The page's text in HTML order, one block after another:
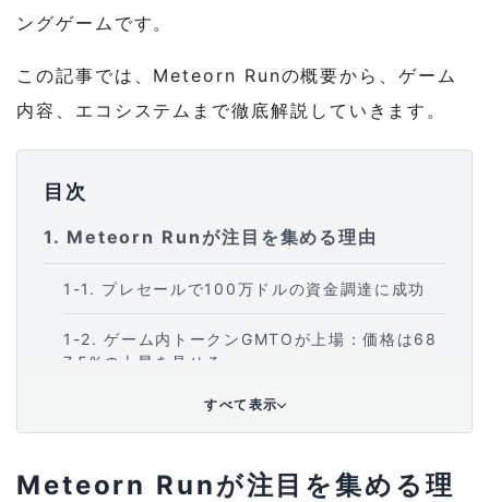
ングゲームです。
この記事では、Meteorn Runの概要から、ゲーム
内容、エコシステムまで徹底解説していきます。
目次
1 Meteorn Runが注目を集める理由
1-1 プレセールで100万ドルの資金調達に成功
1-2
ゲーム内トークンGMTOが上場：価格は68
7.5%の上昇を見せる
Play to Earnを採用
すべて表示
Meteorn Runが注目を集める理